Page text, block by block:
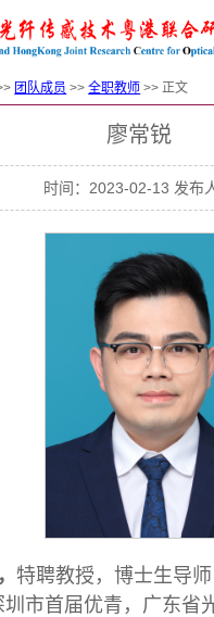
团队成员 >>全职教师 >> 正文
廖常锐
时间：2023-02-13 发布
特聘教授，博士生导
圳市首届优青，广东省